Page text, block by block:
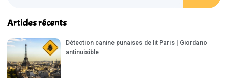
Articles récents
Détection canine punaises de lit Paris | Giordano
antinuisible